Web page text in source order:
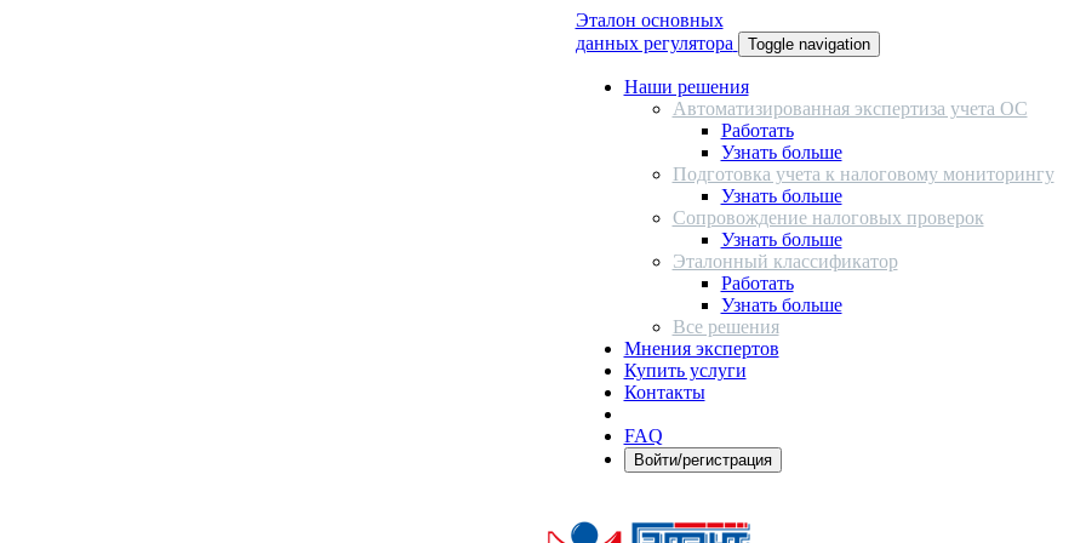
Эталон основных
данных регулятора
Toggle navigation
Наши решения
Автоматизированная экспертиза учета ОС
Работать
Узнать больше
Подготовка учета к налоговому мониторингу
Узнать больше
Сопровождение налоговых проверок
Узнать больше
Эталонный классификатор
Работать
Узнать больше
Все решения
Мнения экспертов
Купить услуги
Контакты
FAQ
Войти/регистрация